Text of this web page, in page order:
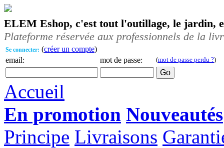
ELEM Eshop, c'est tout l'outillage, le jardin,
Plateforme réservée aux professionnels de la
Se connecter: (créer un compte)
email:
mot de passe: (mot de passe perdu ?)
Accueil
En promotion Nouveautés
Principe Livraisons